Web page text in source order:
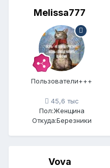
Melissa777
Пользователи+++
45,6 тыс
Пол:Женщина
Откуда:Березники
Vova